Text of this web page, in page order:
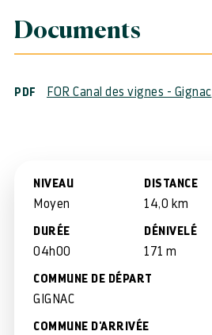
Documents
PDF FOR Canal des vignes - Gignac
NIVEAU
Moyen
DISTANCE
14,0 km
DURÉE
04h00
DÉNIVELÉ
171 m
COMMUNE DE DÉPART
GIGNAC
COMMUNE D'ARRIVÉE